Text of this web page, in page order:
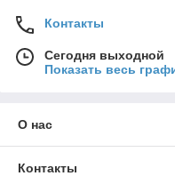
Контакты
Сегодня выходной
Показать весь
О нас
Контакты